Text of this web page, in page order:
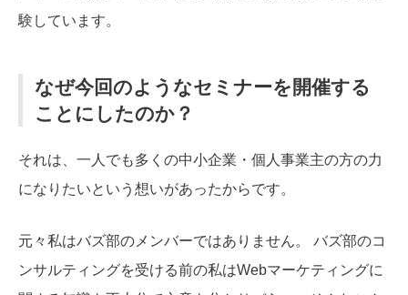
験しています。
なぜ今回のようなセミナーを開催する
ことにしたのか？
それは、一人でも多くの中小企業・個人事業主の方の力
になりたいという想いがあったからです。
元々私はバズ部のメンバーではありません。 バズ部のコ
ンサルティングを受ける前の私はWebマーケティングに